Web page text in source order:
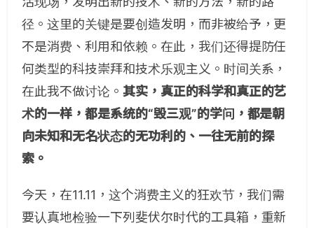
径。这里的关键是要创造发明，而非被给予，更
不是消费、利用和依赖。在此，我们还得提防任
何类型的科技崇拜和技术乐观主义。时间关系，
在此我不做讨论。 其实，真正的科学和真正的艺
术的一样，都是系统的“毁三观”的学问，都是朝
向未知和无名状态的无功利的、一往无前的探
索。
今天，在11.11，这个消费主义的狂欢节，我们需
要认真地检验一下列斐伏尔时代的工具箱，重新